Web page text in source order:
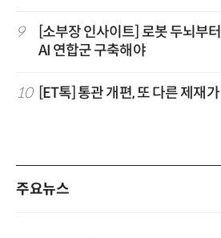
9
[소부장 인사이트] 로봇 두뇌부
AI 연합군 구축해야
10 [ET톡] 통관 개편, 또 다른 제재
주요뉴스